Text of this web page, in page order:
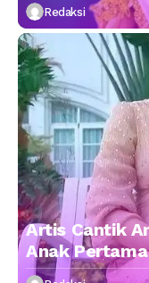
Redaksi
Artis Cantik
Anak